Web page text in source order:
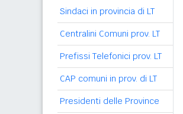
Sindaci in provincia di LT
Centralini Comuni prov. LT
Prefissi Telefonici prov. LT
CAP comuni in prov. di LT
Presidenti delle Province